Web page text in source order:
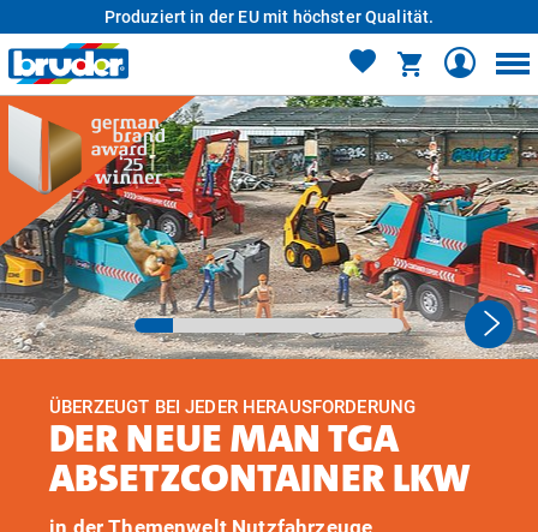
Produziert in der EU mit höchster Qualität.
ÜBERZEUGT BEI JEDER HERAUSFORDERUNG
DER NEUE MAN TGA
ABSETZCONTAINER LKW